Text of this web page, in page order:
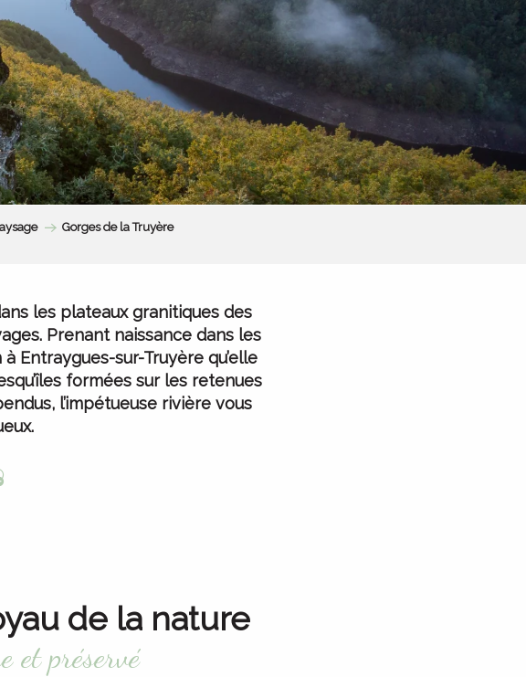
Gorges de la Truyère
les plateaux granitiques des
Prenant naissance dans les
Entraygues-sur-Truyère qu’elle
formées sur les retenues
l’impétueuse rivière vous
aux favoris
de la nature
et préservé